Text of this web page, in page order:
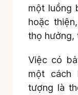
một luồng
hoặc
thọ hưởng,
Việc có
một cách
tượng là